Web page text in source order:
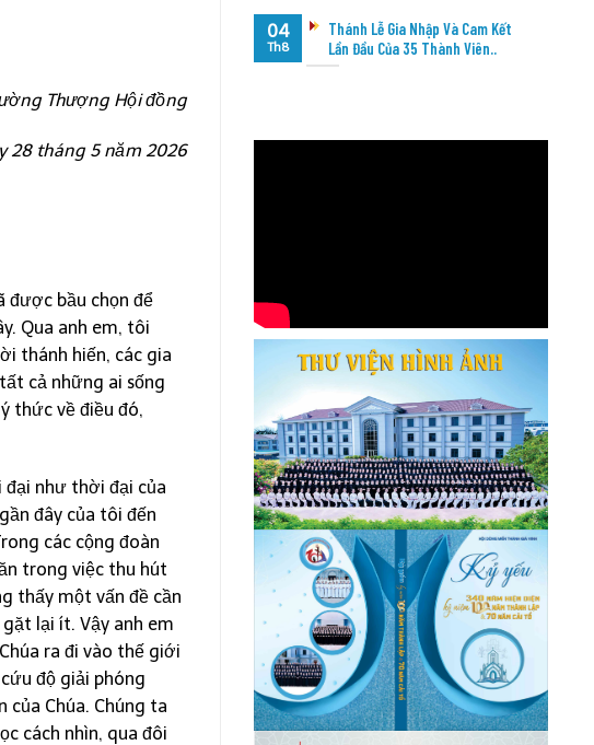
Thượng Hội đồng
28 tháng 5 năm 2026
được bầu chọn để
Qua anh em, tôi
thánh hiến, các gia
cả những ai sống
thức về điều đó,
như thời đại của
đây của tôi đến
các cộng đoàn
trong việc thu hút
thấy một vấn đề cần
lại ít. Vậy anh em
ra đi vào thế giới
độ giải phóng
của Chúa. Chúng ta
cách nhìn, qua đôi
Thánh Lễ Gia Nhập Và Cam Kết
Lần Đầu Của 35 Thành Viên..
04
Th8